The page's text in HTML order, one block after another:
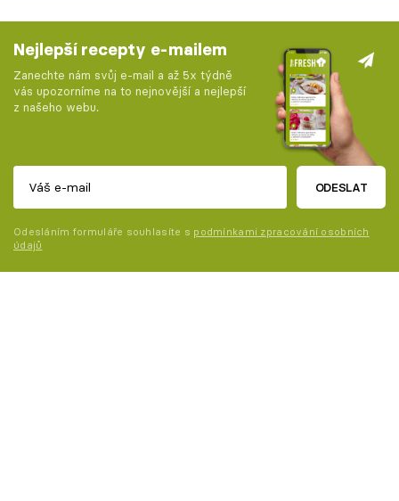
Nejlepší recepty e-mailem
Zanechte nám svůj e-mail a až 5x týdně
vás upozorníme na to nejnovější a nejlepší
z našeho webu.
ODESLAT
Odesláním formuláře souhlasíte s podmínkami zpracování osobních
údajů